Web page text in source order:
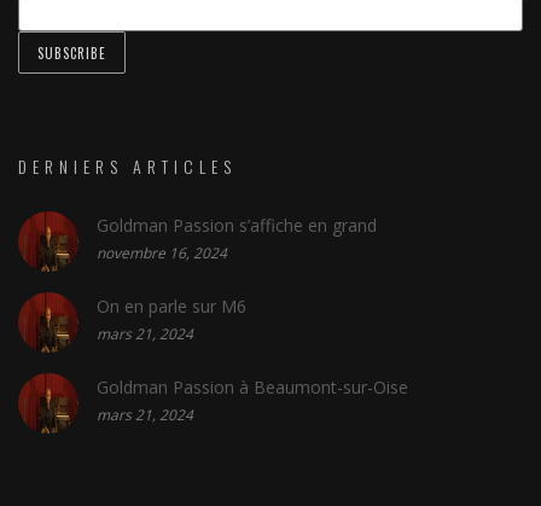
DERNIERS ARTICLES
Goldman Passion s’affiche en grand
novembre 16, 2024
On en parle sur M6
mars 21, 2024
Goldman Passion à Beaumont-sur-Oise
mars 21, 2024